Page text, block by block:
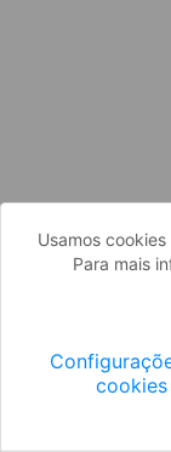
Usamos
Para mais
cookies